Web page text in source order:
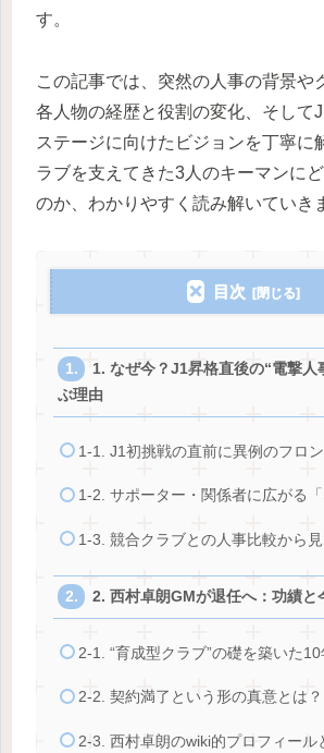
す。
この記事では、突然の人事の背景や
各人物の経歴と役割の変化、そして
ステージに向けたビジョンを丁寧に
ラブを支えてきた3人のキーマンに
のか、わかりやすく読み解いていき
目次
1. なぜ今？J1昇格直後の“電撃人
ぶ理由
1-1. J1初挑戦の直前に異例のフロ
1-2. サポーター・関係者に広がる
1-3. 競合クラブとの人事比較から見
2. 西村卓朗GMが退任へ：功績と
2-1. “育成型クラブ”の礎を築いた10
2-2. 契約満了という形の真意とは？
2-3. 西村卓朗のwiki的プロフィール